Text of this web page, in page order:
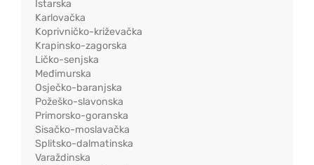
Istarska
Karlovačka
Koprivničko-križevačka
Krapinsko-zagorska
Ličko-senjska
Međimurska
Osječko-baranjska
Požeško-slavonska
Primorsko-goranska
Sisačko-moslavačka
Splitsko-dalmatinska
Varaždinska